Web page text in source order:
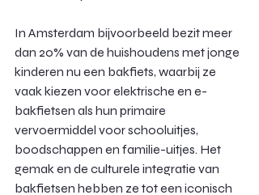
In Amsterdam bijvoorbeeld bezit meer
dan 20% van de huishoudens met jonge
kinderen nu een bakfiets, waarbij ze
vaak kiezen voor elektrische en e-
bakfietsen als hun primaire
vervoermiddel voor schooluitjes,
boodschappen en familie-uitjes. Het
gemak en de culturele integratie van
bakfietsen hebben ze tot een iconisch